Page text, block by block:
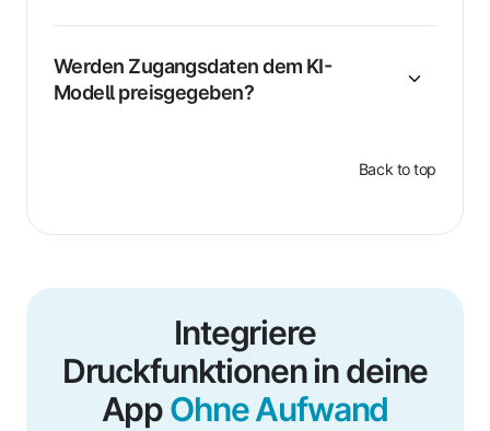
Werden Zugangsdaten dem KI-
Modell preisgegeben?
Back to top
Integriere
Druckfunktionen in deine
AppOhne Aufwand